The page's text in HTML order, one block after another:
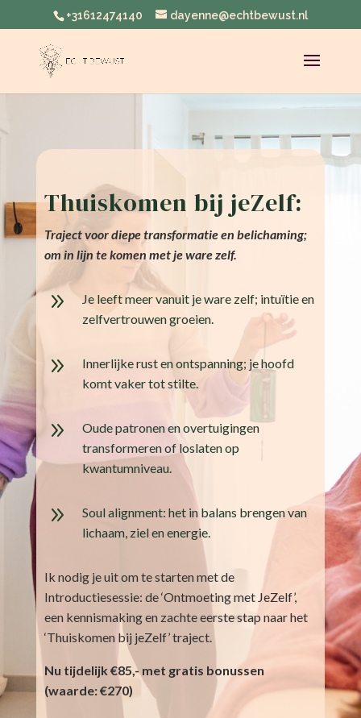
+31612474140 dayenne@echtbewust.nl
Thuiskomen bij jeZelf:
Traject voor diepe transformatie en belichaming;
om in lijn te komen met je ware zelf.
9
Je leeft meer vanuit je ware zelf; intuïtie en
zelfvertrouwen groeien.
9
Innerlijke rust en ontspanning; je hoofd
komt vaker tot stilte.
9
Oude patronen en overtuigingen
transformeren of loslaten op
kwantumniveau.
9
Soul alignment: het in balans brengen van
lichaam, ziel en energie.
Ik nodig je uit om te starten met de
Introductiesessie: de ‘Ontmoeting met JeZelf’,
een kennismaking en zachte eerste stap naar het
‘Thuiskomen bij jeZelf’ traject.
Nu tijdelijk €85,- met gratis bonussen
(waarde: €270)